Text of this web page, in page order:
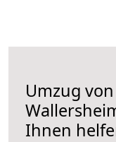
Umzug
Ihnen